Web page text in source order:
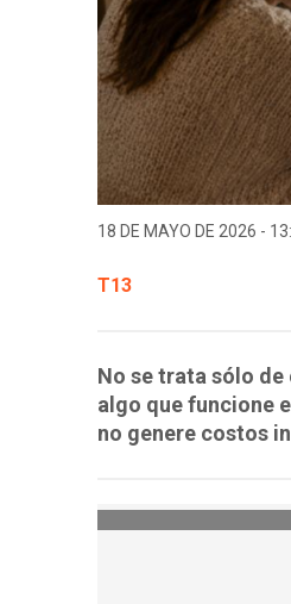
18 DE MAYO DE 2026 -
T13
No se trata sólo de
algo que funcione
no genere costos